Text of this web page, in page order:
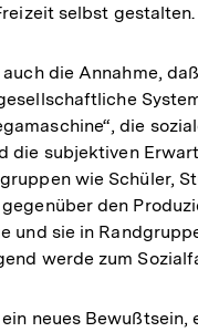
selbst gestalten.
die Annahme,
die
die subjektiven
wie Schüler,
den
und sie in
werde zum
neues Bewußtsein,